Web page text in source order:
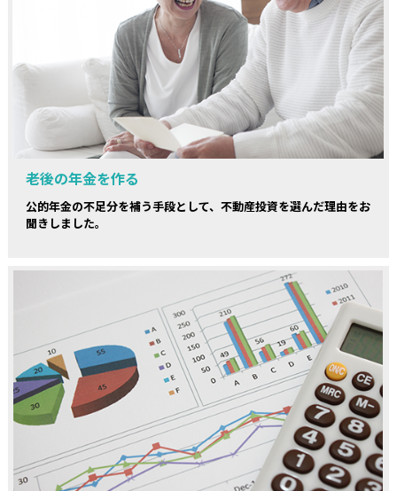
老後の年金を作る
公的年金の不足分を補う手段として、不動産投資を選んだ理由をお
聞きしました。